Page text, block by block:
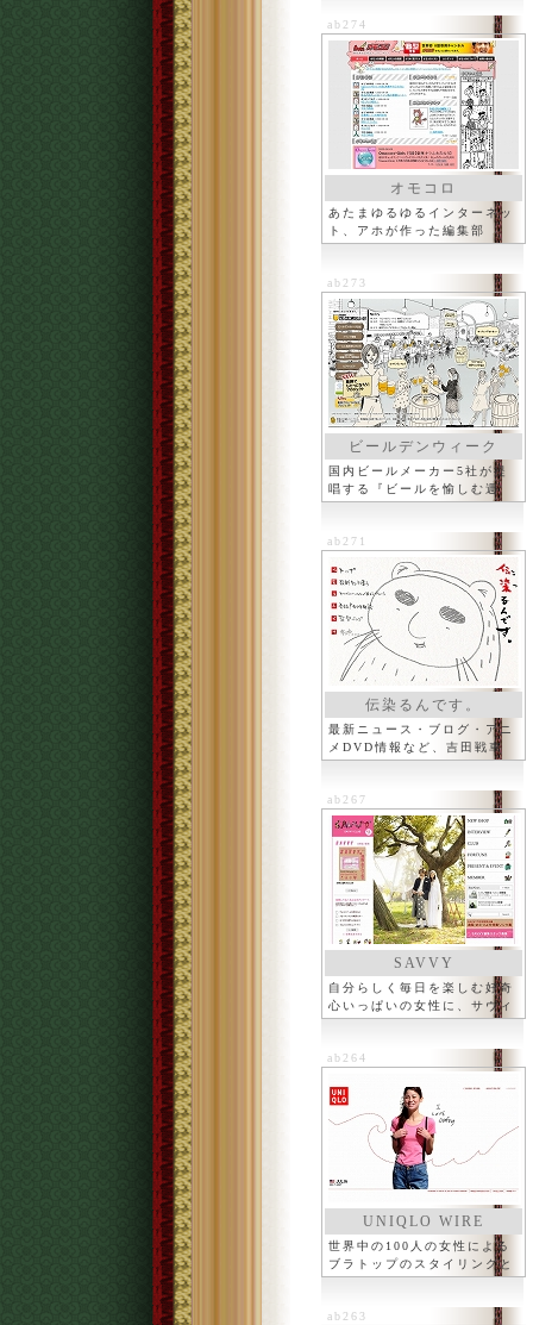
ab274
オモコロ
あたまゆるゆるインターネッ
ト、アホが作った編集部
ab273
ビールデンウィーク
国内ビールメーカー5社が提
唱する『ビールを愉しむ週
間』
ab271
伝染るんです。
最新ニュース・ブログ・アニ
メDVD情報など、吉田戦車
ab267
SAVVY
自分らしく毎日を楽しむ好奇
心いっぱいの女性に、サヴィ
ab264
UNIQLO WIRE
世界中の100人の女性による
ブラトップのスタイリングと
感想
ab263